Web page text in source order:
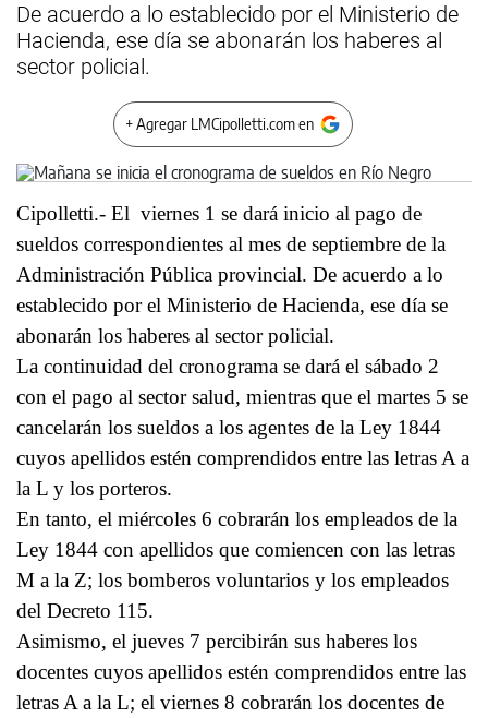
De acuerdo a lo establecido por el Ministerio de
Hacienda, ese día se abonarán los haberes al
sector policial.
+ Agregar LMCipolletti.com en
Cipolletti.- El viernes 1 se dará inicio al pago de
sueldos correspondientes al mes de septiembre de la
Administración Pública provincial. De acuerdo a lo
establecido por el Ministerio de Hacienda, ese día se
abonarán los haberes al sector policial.
La continuidad del cronograma se dará el sábado 2
con el pago al sector salud, mientras que el martes 5 se
cancelarán los sueldos a los agentes de la Ley 1844
cuyos apellidos estén comprendidos entre las letras A a
la L y los porteros.
En tanto, el miércoles 6 cobrarán los empleados de la
Ley 1844 con apellidos que comiencen con las letras
M a la Z; los bomberos voluntarios y los empleados
del Decreto 115.
Asimismo, el jueves 7 percibirán sus haberes los
docentes cuyos apellidos estén comprendidos entre las
letras A a la L; el viernes 8 cobrarán los docentes de